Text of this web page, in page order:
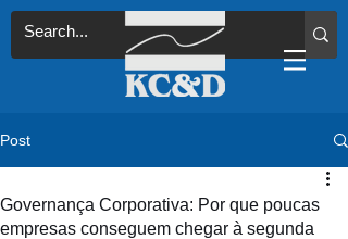
Post
Governança Corporativa: Por que poucas
empresas conseguem chegar à segunda